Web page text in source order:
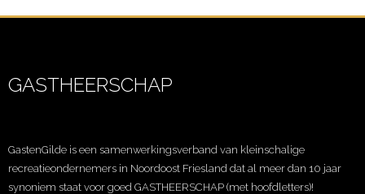
GASTHEERSCHAP
GastenGilde is een samenwerkingsverband van kleinschalige
recreatieondernemers in Noordoost Friesland dat al meer dan 10 jaar
synoniem staat voor goed GASTHEERSCHAP (met hoofdletters)!